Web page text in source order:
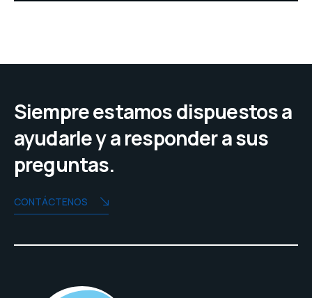
Siempre estamos dispuestos a
ayudarle y a responder a sus
preguntas.
CONTÁCTENOS